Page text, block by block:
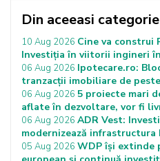
Din aceeasi categorie
10 Aug 2026 Cine va construi
Investiția în viitorii ingineri
06 Aug 2026 Ipotecare.ro:
tranzacții imobiliare de
06 Aug 2026 5 proiecte mari
aflate în dezvoltare, vor fi
06 Aug 2026 ADR Vest:
modernizează infrastructura
05 Aug 2026 WDP își